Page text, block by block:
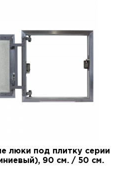
люки под плитку серии
90 см. / 50 см.